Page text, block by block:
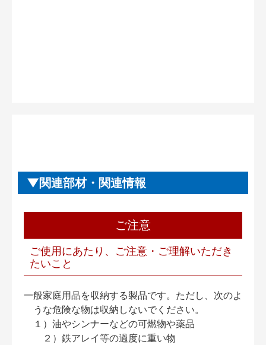
関連部材・関連情報
ご注意
ご使用にあたり、ご注意・ご理解いただき
たいこと
一般家庭用品を収納する製品です。ただし、次のよ
うな危険な物は収納しないでください。
１）油やシンナーなどの可燃物や薬品
２）鉄アレイ等の過度に重い物